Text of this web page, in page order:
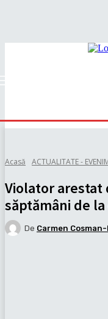
Acasă ACTUALITATE -
Violator arestat
săptămâni de
De Carmen